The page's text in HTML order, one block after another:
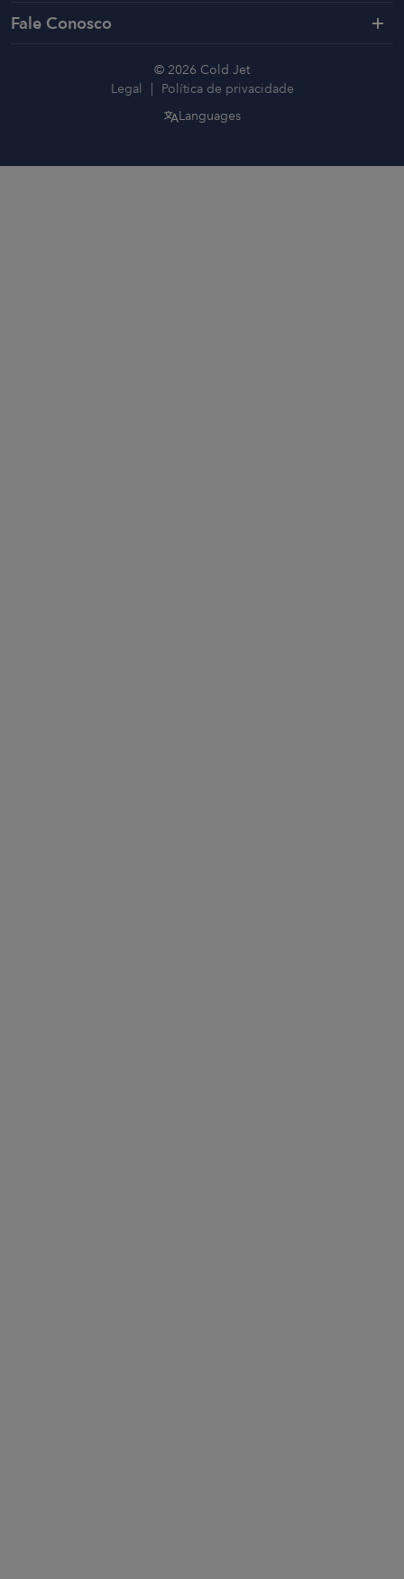
Fale Conosco
© 2026 Cold Jet
Legal
Política de privacidade
Languages